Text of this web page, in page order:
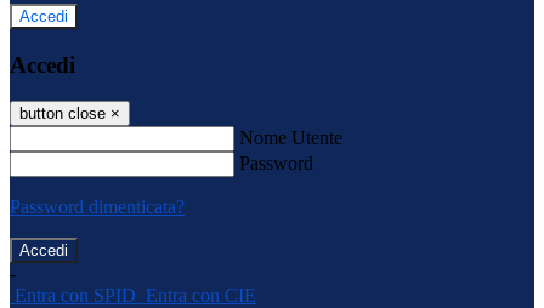
Accedi
Accedi
button close ×
Nome Utente
Password
Password dimenticata?
-
Entra con SPID Entra con CIE